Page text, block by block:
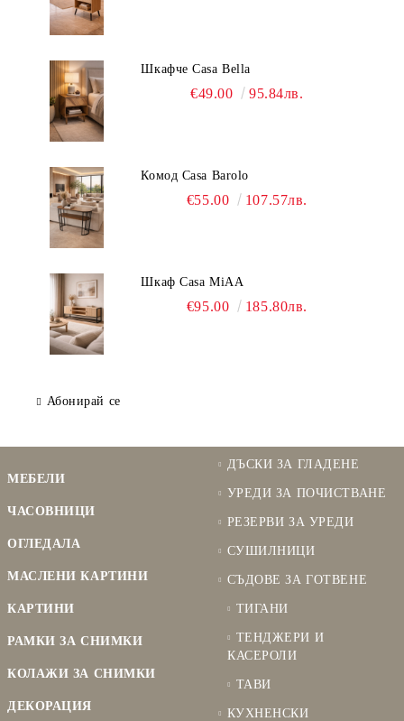
Шкафче Casa Bella
€49.00 95.84лв.
Комод Casa Barolo
€55.00 107.57лв.
Шкаф Casa MiAA
€95.00 185.80лв.
Абонирай се
МЕБЕЛИ
ЧАСОВНИЦИ
ОГЛЕДАЛА
МАСЛЕНИ КАРТИНИ
КАРТИНИ
РАМКИ ЗА СНИМКИ
КОЛАЖИ ЗА СНИМКИ
ДЕКОРАЦИЯ
ДЪСКИ ЗА ГЛАДЕНЕ
УРЕДИ ЗА ПОЧИСТВАНЕ
РЕЗЕРВИ ЗА УРЕДИ
СУШИЛНИЦИ
СЪДОВЕ ЗА ГОТВЕНЕ
ТИГАНИ
ТЕНДЖЕРИ И
КАСЕРОЛИ
ТАВИ
КУХНЕНСКИ